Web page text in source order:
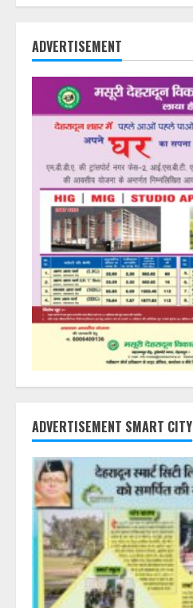
ADVERTISEMENT
ADVERTISEMENT SMART CITY